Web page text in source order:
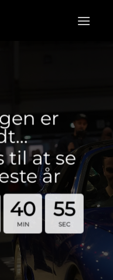
er
til at se
år
40
MIN
55
SEC